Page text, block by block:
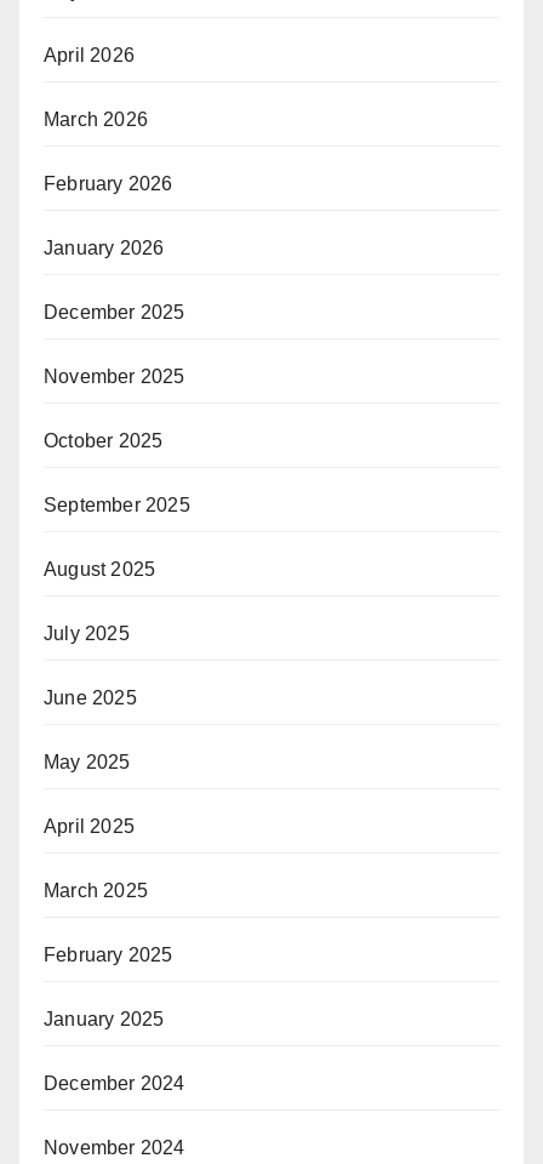
April 2026
March 2026
February 2026
January 2026
December 2025
November 2025
October 2025
September 2025
August 2025
July 2025
June 2025
May 2025
April 2025
March 2025
February 2025
January 2025
December 2024
November 2024